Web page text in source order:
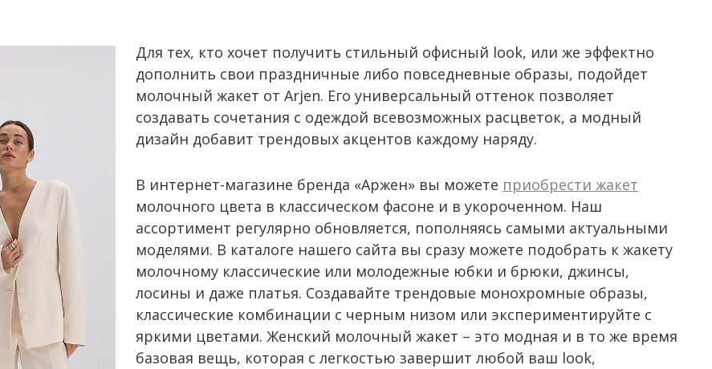
Для тех, кто хочет получить стильный офисный look, или же эффектно
дополнить свои праздничные либо повседневные образы, подойдет
молочный жакет от Arjen. Его универсальный оттенок позволяет
создавать сочетания с одеждой всевозможных расцветок, а модный
дизайн добавит трендовых акцентов каждому наряду.
В интернет-магазине бренда «Аржен» вы можете приобрести жакет
молочного цвета в классическом фасоне и в укороченном. Наш
ассортимент регулярно обновляется, пополняясь самыми актуальными
моделями. В каталоге нашего сайта вы сразу можете подобрать к жакету
молочному классические или молодежные юбки и брюки, джинсы,
лосины и даже платья. Создавайте трендовые монохромные образы,
классические комбинации с черным низом или экспериментируйте с
яркими цветами. Женский молочный жакет – это модная и в то же время
базовая вещь, которая с легкостью завершит любой ваш look,